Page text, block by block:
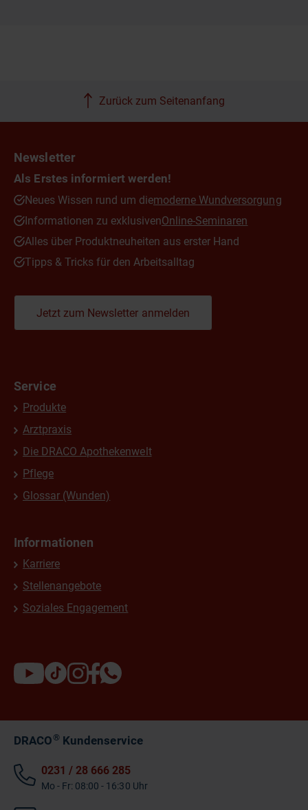
Zurück zum Seitenanfang
Newsletter
Als Erstes informiert werden!
Neues Wissen rund um diemoderne Wundversorgung
Informationen zu exklusivenOnline-Seminaren
Alles über Produktneuheiten aus erster Hand
Tipps & Tricks für den Arbeitsalltag
Jetzt zum Newsletter anmelden
Service
Produkte
Arztpraxis
Die DRACO Apothekenwelt
Pflege
Glossar (Wunden)
Informationen
Karriere
Stellenangebote
Soziales Engagement
DRACO®Kundenservice
0231 / 28 666 285
Mo - Fr: 08:00 - 16:30 Uhr